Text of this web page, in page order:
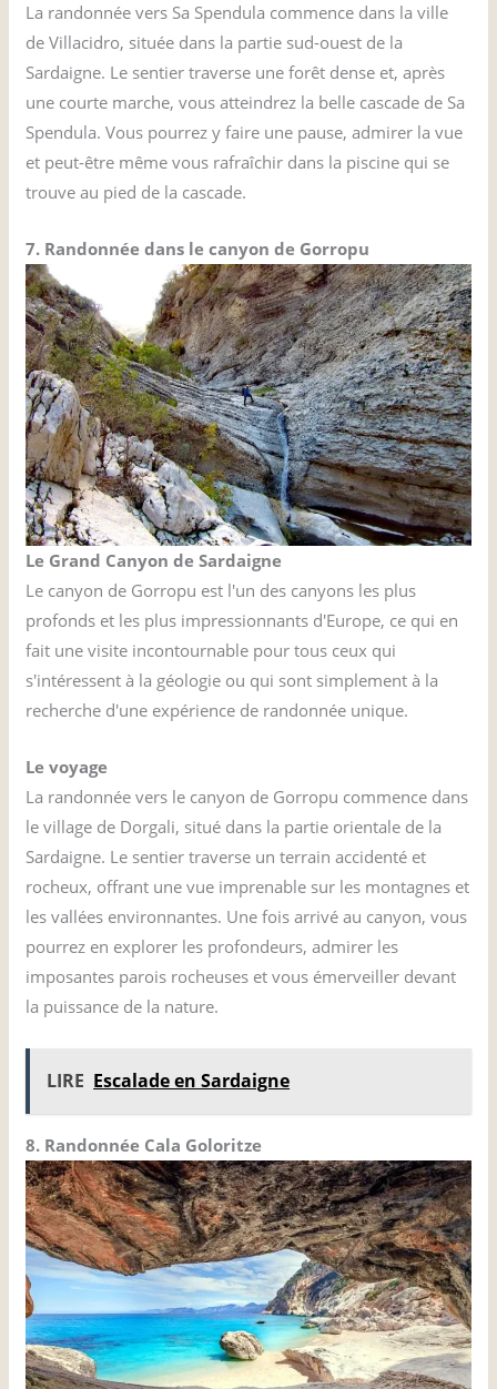
La randonnée vers Sa Spendula commence dans la ville
de Villacidro, située dans la partie sud-ouest de la
Sardaigne. Le sentier traverse une forêt dense et, après
une courte marche, vous atteindrez la belle cascade de Sa
Spendula. Vous pourrez y faire une pause, admirer la vue
et peut-être même vous rafraîchir dans la piscine qui se
trouve au pied de la cascade.
7. Randonnée dans le canyon de Gorropu
Le Grand Canyon de Sardaigne
Le canyon de Gorropu est l'un des canyons les plus
profonds et les plus impressionnants d'Europe, ce qui en
fait une visite incontournable pour tous ceux qui
s'intéressent à la géologie ou qui sont simplement à la
recherche d'une expérience de randonnée unique.
Le voyage
La randonnée vers le canyon de Gorropu commence dans
le village de Dorgali, situé dans la partie orientale de la
Sardaigne. Le sentier traverse un terrain accidenté et
rocheux, offrant une vue imprenable sur les montagnes et
les vallées environnantes. Une fois arrivé au canyon, vous
pourrez en explorer les profondeurs, admirer les
imposantes parois rocheuses et vous émerveiller devant
la puissance de la nature.
LIRE Escalade en Sardaigne
8. Randonnée Cala Goloritze